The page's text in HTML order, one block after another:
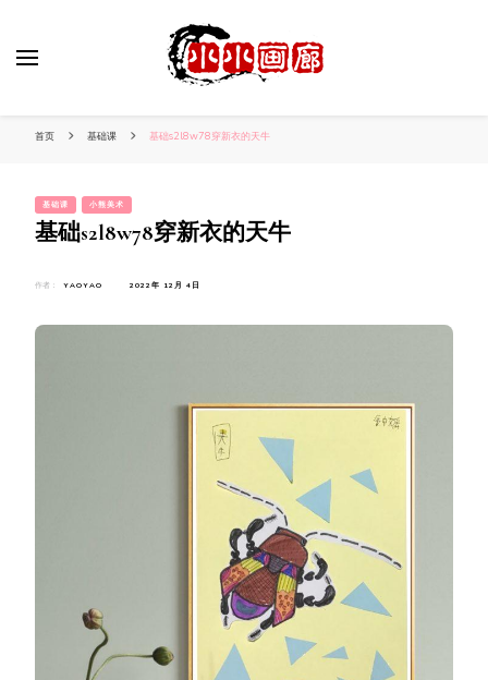
首页 基础课 基础s2l8w78穿新衣的天牛
基础课 小熊美术
基础s2l8w78穿新衣的天牛
作者： YAOYAO 2022年 12月 4日